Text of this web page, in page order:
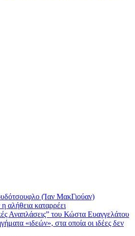
(Ίαν ΜακΓιούαν)
καταρρέει
Αναπλάσεις” του Κώστα Ευαγγελάτου
«ιδεών», στα οποία οι ιδέες δεν